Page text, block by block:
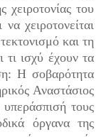
χειροτονίας του
χειροτονείται
και τη
τι ισχύ έχουν τα
Η σοβαρότητα
Αναστάσιος
τους
όργανα της